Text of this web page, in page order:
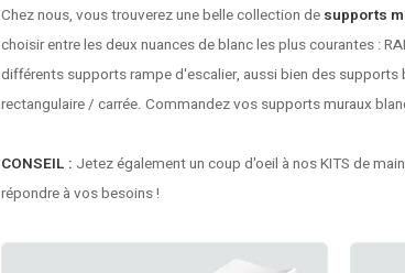
Chez nous, vous trouverez une belle collection de supports
choisir entre les deux nuances de blanc les plus courantes :
différents supports rampe d'escalier, aussi bien des supports
rectangulaire / carrée. Commandez vos supports muraux
CONSEIL : Jetez également un coup d'oeil à nos KITS de
répondre à vos besoins !